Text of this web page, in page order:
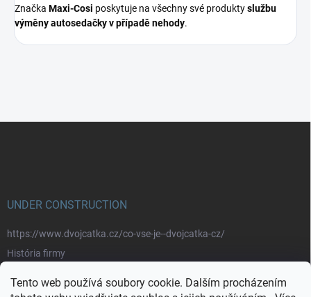
Tento web používá soubory cookie. Dalším procházením
Značka Maxi-Cosi poskytuje na všechny své produktyslužbu
výměnyautosedačky v případě nehody.
UNDER CONSTRUCTION
https://www.dvojcatka.cz/co-vse-je--dvojcatka-cz/
História firmy